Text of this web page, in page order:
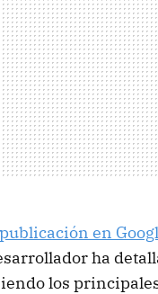
publicación en
ha
los